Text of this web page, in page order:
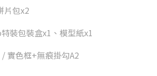
片包x2
裝包裝盒x1 、模型紙x1
實色框+無痕掛勾A2